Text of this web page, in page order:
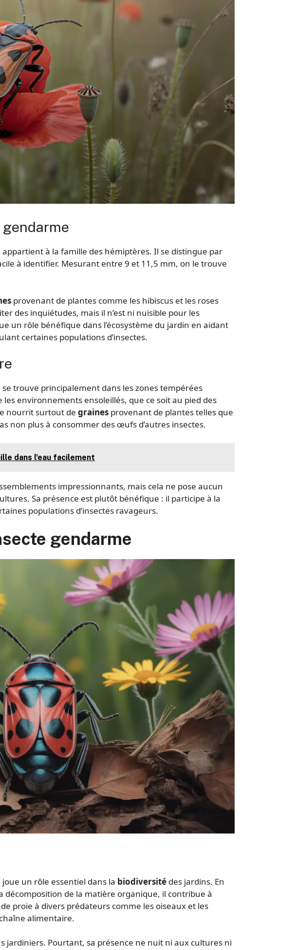
gendarme
appartient à la famille des hémiptères. Il se distingue par
à identifier. Mesurant entre 9 et 11,5 mm, on le trouve
provenant de plantes comme les hibiscus et les roses
des inquiétudes, mais il n’est ni nuisible pour les
un rôle bénéfique dans l’écosystème du jardin en aidant
certaines populations d’insectes.
se trouve principalement dans les zones tempérées
environnements ensoleillés, que ce soit au pied des
nourrit surtout de graines provenant de plantes telles que
non plus à consommer des œufs d’autres insectes.
dans l'eau facilement
impressionnants, mais cela ne pose aucun
Sa présence est plutôt bénéfique : il participe à la
populations d’insectes ravageurs.
gendarme
joue un rôle essentiel dans la biodiversité des jardins. En
de la matière organique, il contribue à
proie à divers prédateurs comme les oiseaux et les
alimentaire.
jardiniers. Pourtant, sa présence ne nuit ni aux cultures ni